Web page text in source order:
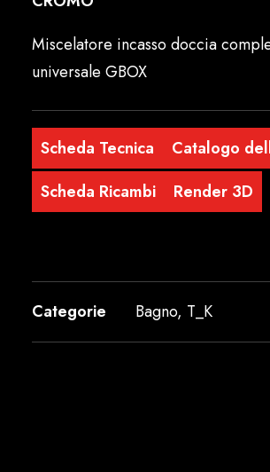
Miscelatore incasso doccia
universale GBOX
Scheda Tecnica
Catalogo
Scheda Ricambi
Render 3D
Categorie Bagno, T_K